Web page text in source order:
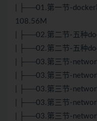
| ├──01.第一节-
108.56M
| ├──02.第二节-五种
| ├──02.第二节-五种
| ├──03.第三节-
| ├──03.第三节-
| ├──03.第三节-
| ├──03.第三节-
| ├──03.第三节-